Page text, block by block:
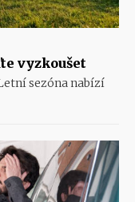
vyzkoušet
sezóna nabízí